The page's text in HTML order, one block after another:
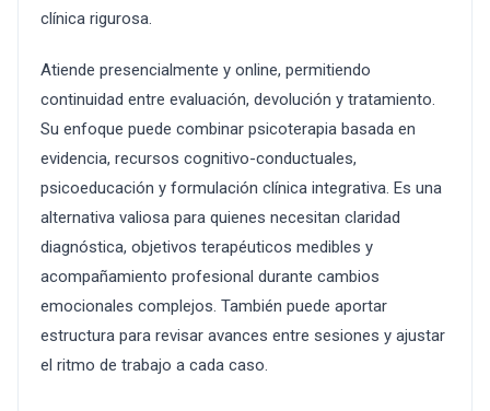
clínica rigurosa.
Atiende presencialmente y online, permitiendo
continuidad entre evaluación, devolución y tratamiento.
Su enfoque puede combinar psicoterapia basada en
evidencia, recursos cognitivo-conductuales,
psicoeducación y formulación clínica integrativa. Es una
alternativa valiosa para quienes necesitan claridad
diagnóstica, objetivos terapéuticos medibles y
acompañamiento profesional durante cambios
emocionales complejos. También puede aportar
estructura para revisar avances entre sesiones y ajustar
el ritmo de trabajo a cada caso.